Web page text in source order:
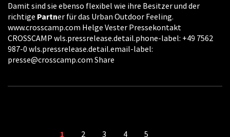
Damit sind sie ebenso flexibel wie ihre Besitzer und der
richtige Partner für das Urban Outdoor Feeling.
www.crosscamp.com Helge Vester Pressekontakt
CROSSCAMP wls.pressrelease.detail.phone-label: +49 7562
987-0 wls.pressrelease.detail.email-label:
presse@crosscamp.com Share
1 2 3 4 5